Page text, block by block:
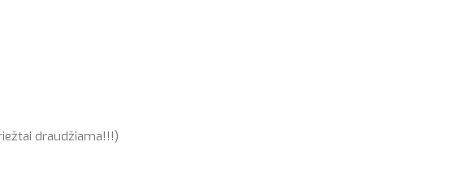
draudžiama!!!)